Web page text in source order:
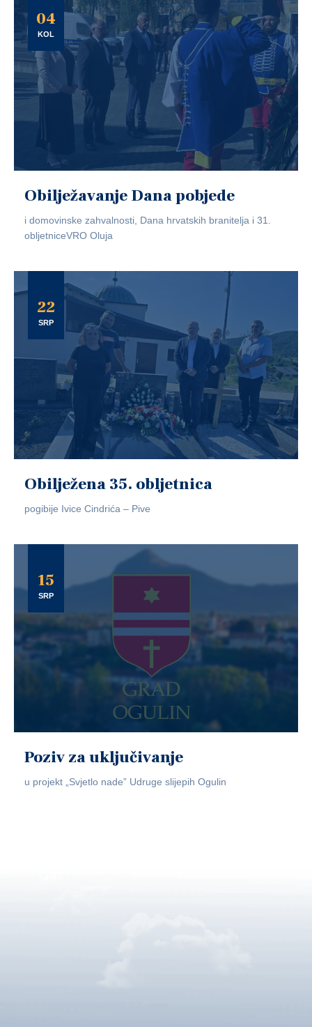
04
KOL
Obilježavanje Dana pobjede
i domovinske zahvalnosti, Dana hrvatskih branitelja i 31.
obljetniceVRO Oluja
22
SRP
Obilježena 35. obljetnica
pogibije Ivice Cindrića – Pive
15
SRP
Poziv za uključivanje
u projekt „Svjetlo nade” Udruge slijepih Ogulin